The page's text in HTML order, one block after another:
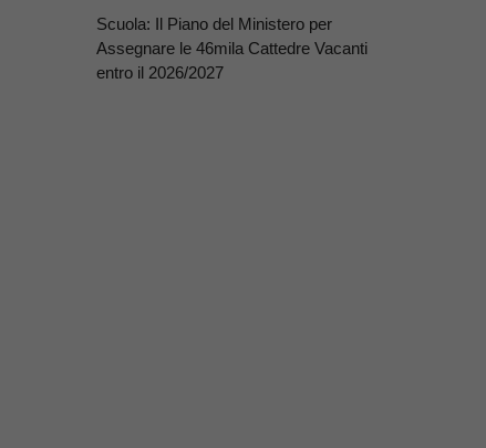
Scuola: Il Piano del Ministero per
Assegnare le 46mila Cattedre Vacanti
entro il 2026/2027